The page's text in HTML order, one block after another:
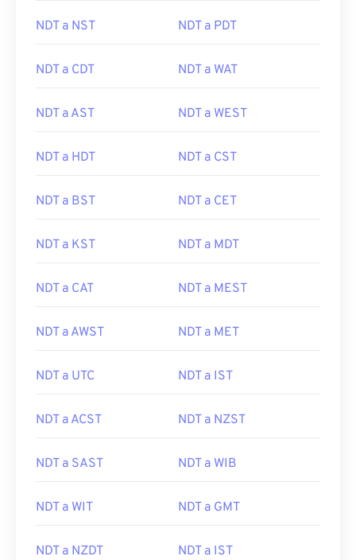
NDT a NST NDT a PDT
NDT a CDT NDT a WAT
NDT a AST NDT a WEST
NDT a HDT NDT a CST
NDT a BST NDT a CET
NDT a KST NDT a MDT
NDT a CAT NDT a MEST
NDT a AWST NDT a MET
NDT a UTC NDT a IST
NDT a ACST NDT a NZST
NDT a SAST NDT a WIB
NDT a WIT NDT a GMT
NDT a NZDT NDT a IST